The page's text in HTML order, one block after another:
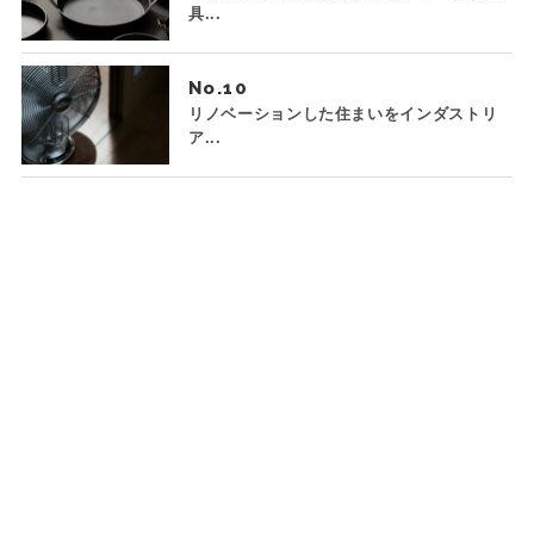
具...
No.
リノベーションした住まいをインダストリ
ア...